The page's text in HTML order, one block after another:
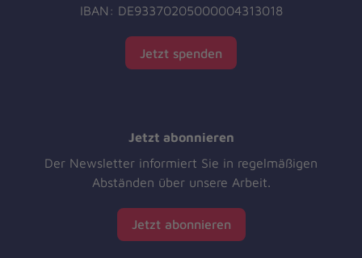
IBAN: DE93370205000004313018
Jetzt spenden
Jetzt abonnieren
Der Newsletter informiert Sie in regelmäßigen
Abständen über unsere Arbeit.
Jetzt abonnieren